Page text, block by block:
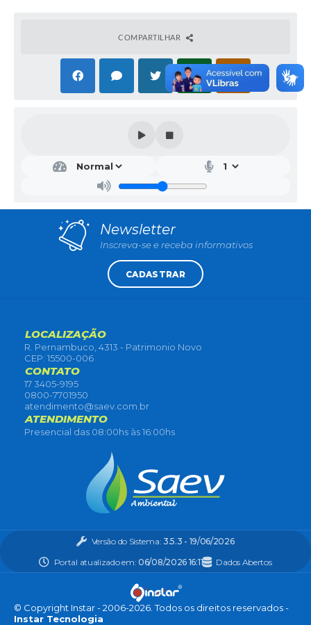
COMPARTILHAR
Newsletter
Inscreva-se e receba informativos
CADASTRAR
LOCALIZAÇÃO
R. Pernambuco, 4313 - Patrimonio Novo
CEP: 15500-006
CONTATO
17 3405-9195
0800-7701950
atendimento@saev.com.br
ATENDIMENTO
Presencial das 08:00hs às 16:00hs
Versão do Sistema: 3.5.3 - 19/06/2026
Portal atualizado em:06/08/2026 16:11 Dados Abertos
© Copyright Instar - 2006-2026. Todos os direitos reservados -
Instar Tecnologia